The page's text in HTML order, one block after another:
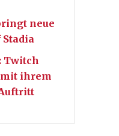
neue
Twitch
ihrem